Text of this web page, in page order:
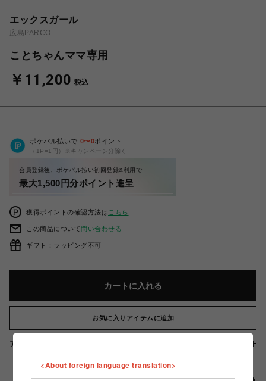
エックスガール
広島PARCO
ことちゃんママ専用
￥11,200 税込
ポケパル払いで 0〜0ポイント
（1P=1円）※キャンペーン分除く
会員登録後、ポケパル払い初回登録&利用で
最大1,500円分ポイント進呈
獲得ポイントの確認方法は こちら
この商品について問い合わせる
ギフト：ラッピング不可
カートに入れる
お気に入りアイテムに追加
アイテム説明 / 素材
<About foreign language translation>